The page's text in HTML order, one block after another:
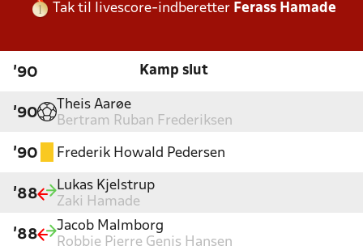
Tak til livescore-indberetter Ferass Hamade
'90 Kamp slut
'90
Theis Aarøe
Bertram Ruban Frederiksen
'90 Frederik Howald Pedersen
'88
Lukas Kjelstrup
Zaki Hamade
'88
Jacob Malmborg
Robbie Pierre Genis Hansen